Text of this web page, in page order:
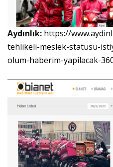
Aydınlık: https://
tehlikeli-meslek-statusu-
olum-haberim-yapilacak-